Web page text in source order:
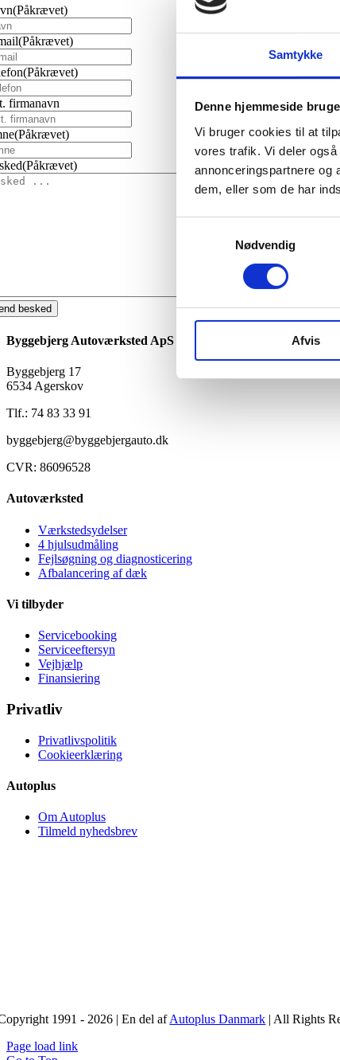
Samtykke
Denne hjemmeside
Vi bruger cookies til at
vores trafik. Vi deler
annonceringspartnere og
dem, eller som de har
Nødvendig
Afvis
(Påkrævet)
(Påkrævet)
(Påkrævet)
firmanavn
(Påkrævet)
(Påkrævet)
besked
Byggebjerg Autoværksted ApS
Byggebjerg 17
6534 Agerskov
Tlf.: 74 83 33 91
byggebjerg@byggebjergauto.dk
CVR: 86096528
Autoværksted
Værkstedsydelser
4 hjulsudmåling
Fejlsøgning og diagnosticering
Afbalancering af dæk
Vi tilbyder
Servicebooking
Serviceeftersyn
Vejhjælp
Finansiering
Privatliv
Privatlivspolitik
Cookieerklæring
Autoplus
Om Autoplus
Tilmeld nyhedsbrev
1991 - 2026 | En del afAutoplus Danmark | All Rights
Page load link